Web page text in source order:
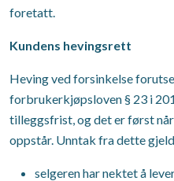
foretatt.
Kundens hevingsrett
Heving ved forsinkelse
forbrukerkjøpsloven § 23 i
tilleggsfrist, og det er først
oppstår. Unntak fra dette
selgeren har nektet å